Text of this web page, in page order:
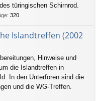
türingischen Schirnrod.
: 320
Islandtreffen (2002
Hinweise und
die Islandtreffen in
In den Unterforen sind die
und die WG-Treffen.